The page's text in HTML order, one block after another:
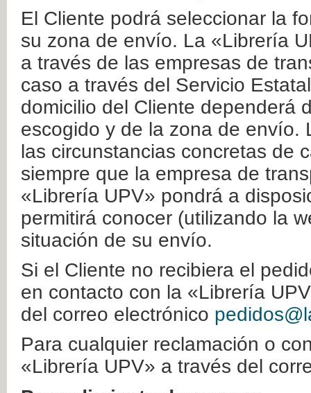
El Cliente podrá seleccionar la
su zona de envío. La «Librería
a través de las empresas de
caso a través del Servicio
domicilio del Cliente dependerá
escogido y de la zona de envío.
las circunstancias concretas de
siempre que la empresa de
«Librería UPV» pondrá a
permitirá conocer (utilizando la
situación de su envío.
Si el Cliente no recibiera el
en contacto con la «Librería
del correo electrónico
Para cualquier reclamación o
«Librería UPV» a través del